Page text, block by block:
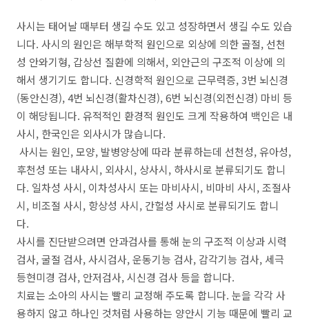
사시는 태어날 때부터 생길 수도 있고 성장하면서 생길 수도 있습
니다. 사시의 원인은 해부학적 원인으로 외상에 의한 골절, 선천
성 안와기형, 갑상선 질환에 의해서, 외안근의 구조적 이상에 의
해서 생기기도 합니다. 신경학적 원인으로 근무력증, 3번 뇌신경
(동안신경), 4번 뇌신경(활차신경), 6번 뇌신경(외전신경) 마비 등
이 해당됩니다. 유적적인 환경적 원인도 크게 작용하여 백인은 내
사시, 한국인은 외사시가 많습니다.
사시는 원인, 모양, 발병양상에 따라 분류하는데 선천성, 유아성,
후천성 또는 내사시, 외사시, 상사시, 하사시로 분류되기도 합니
다. 일차성 사시, 이차성사시 또는 마비사시, 비마비 사시, 조절사
시, 비조절 사시, 항상성 사시, 간헐성 사시로 분류되기도 합니
다.
사시를 진단받으려면 안과검사를 통해 눈의 구조적 이상과 시력
검사, 굴절 검사, 사시검사, 운동기능 검사, 감각기능 검사, 세극
등현미경 검사, 안저검사, 시신경 검사 등을 합니다.
치료는 소아의 사시는 빨리 교정해 주도록 합니다. 눈을 각각 사
용하지 않고 하나인 것처럼 사용하는 양안시 기능 때문에 빨리 교